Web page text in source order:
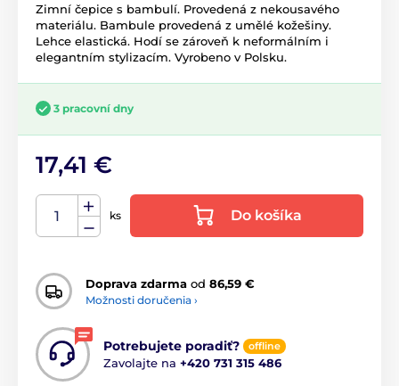
Zimní čepice s bambulí. Provedená z nekousavého
materiálu. Bambule provedená z umělé kožešiny.
Lehce elastická. Hodí se zároveň k neformálním i
elegantním stylizacím. Vyrobeno v Polsku.
3 pracovní dny
17,41 €
ks Do košíka
Doprava zdarma od 86,59 €
Možnosti doručenia ›
Potrebujete poradiť? offline
Zavolajte na +420 731 315 486